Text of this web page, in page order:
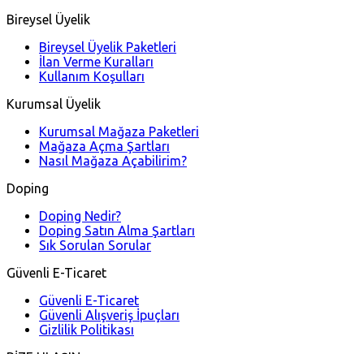
Bireysel Üyelik
Bireysel Üyelik Paketleri
İlan Verme Kuralları
Kullanım Koşulları
Kurumsal Üyelik
Kurumsal Mağaza Paketleri
Mağaza Açma Şartları
Nasıl Mağaza Açabilirim?
Doping
Doping Nedir?
Doping Satın Alma Şartları
Sık Sorulan Sorular
Güvenli E-Ticaret
Güvenli E-Ticaret
Güvenli Alışveriş İpuçları
Gizlilik Politikası